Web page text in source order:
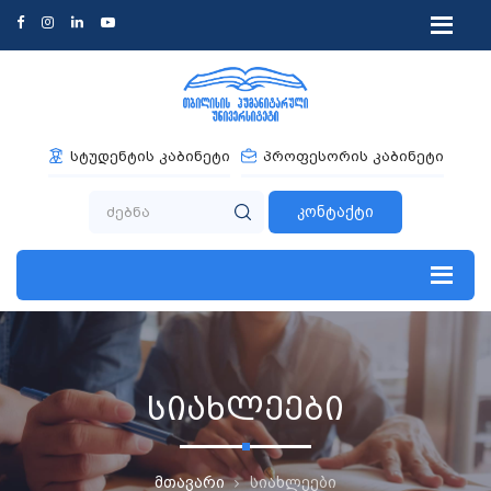
სტუდენტის კაბინეტი პროფესორის კაბინეტი
კონტაქტი
სიახლეები
მთავარი სიახლეები